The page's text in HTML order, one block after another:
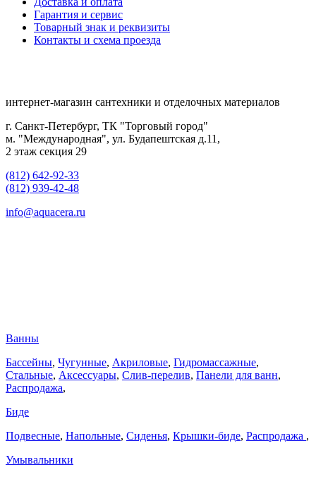
Гарантия и сервис
Товарный знак и реквизиты
Контакты и схема проезда
интернет-магазин сантехники и отделочных материалов
г. Санкт-Петербург, ТК "Торговый город"
м. "Международная", ул. Будапештская д.11,
2 этаж секция 29
(812) 642-92-33
(812) 939-42-48
info@aquacera.ru
Ванны
Бассейны, Чугунные, Акриловые, Гидромассажные,
Стальные, Аксессуары, Слив-перелив, Панели для ванн,
Распродажа,
Биде
Подвесные, Напольные, Сиденья, Крышки-биде, Распродажа ,
Умывальники